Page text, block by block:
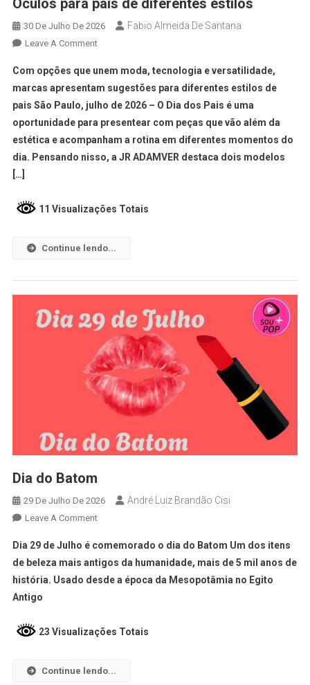
Óculos para pais de diferentes estilos
30 De Julho De 2026 Fabio Almeida De Santana
Leave A Comment
Com opções que unem moda, tecnologia e versatilidade,
marcas apresentam sugestões para diferentes estilos de
pais São Paulo, julho de 2026 – O Dia dos Pais é uma
oportunidade para presentear com peças que vão além da
estética e acompanham a rotina em diferentes momentos do
dia. Pensando nisso, a JR ADAMVER destaca dois modelos
[…]
11 Visualizações Totais
Continue lendo...
Dia do Batom
29 De Julho De 2026 André Luiz Brandão Cisi
Leave A Comment
Dia 29 de Julho é comemorado o dia do Batom Um dos itens
de beleza mais antigos da humanidade, mais de 5 mil anos de
história. Usado desde a época da Mesopotâmia no Egito
Antigo
23 Visualizações Totais
Continue lendo...